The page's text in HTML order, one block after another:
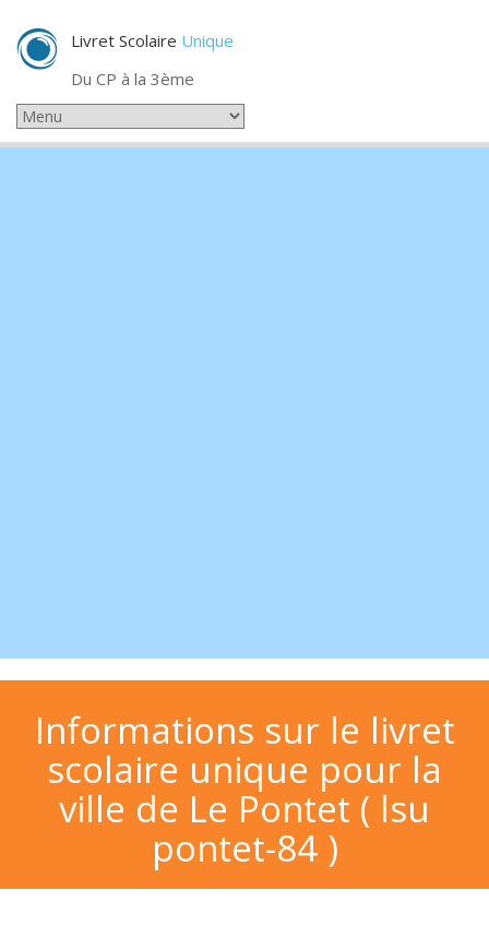
Livret Scolaire Unique
Du CP à la 3ème
Informations sur le livret
scolaire unique pour la
ville de Le Pontet ( lsu
pontet-84 )